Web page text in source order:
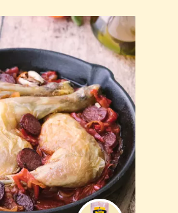
Faire à nouveau mijoter les
restes le lendemain. C'est
encore meilleur !